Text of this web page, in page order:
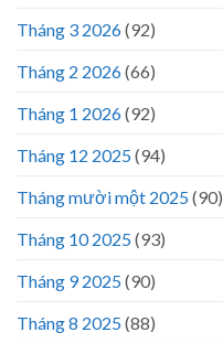
Tháng 3 2026(92)
Tháng 2 2026(66)
Tháng 1 2026(92)
Tháng 12 2025(94)
Tháng mười một 2025(90)
Tháng 10 2025(93)
Tháng 9 2025(90)
Tháng 8 2025(88)